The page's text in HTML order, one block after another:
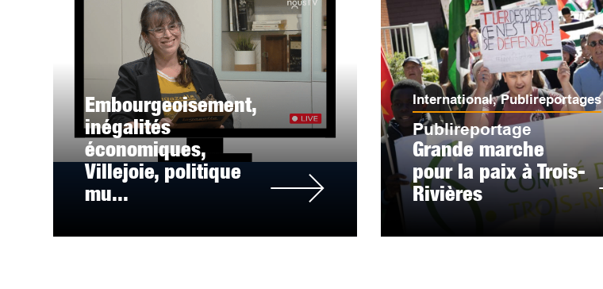
Embourgeoisement,
inégalités
économiques,
Villejoie, politique
mu...
International,Publireportages
Publireportage
Grande marche
pour la paix à Trois-
Rivières